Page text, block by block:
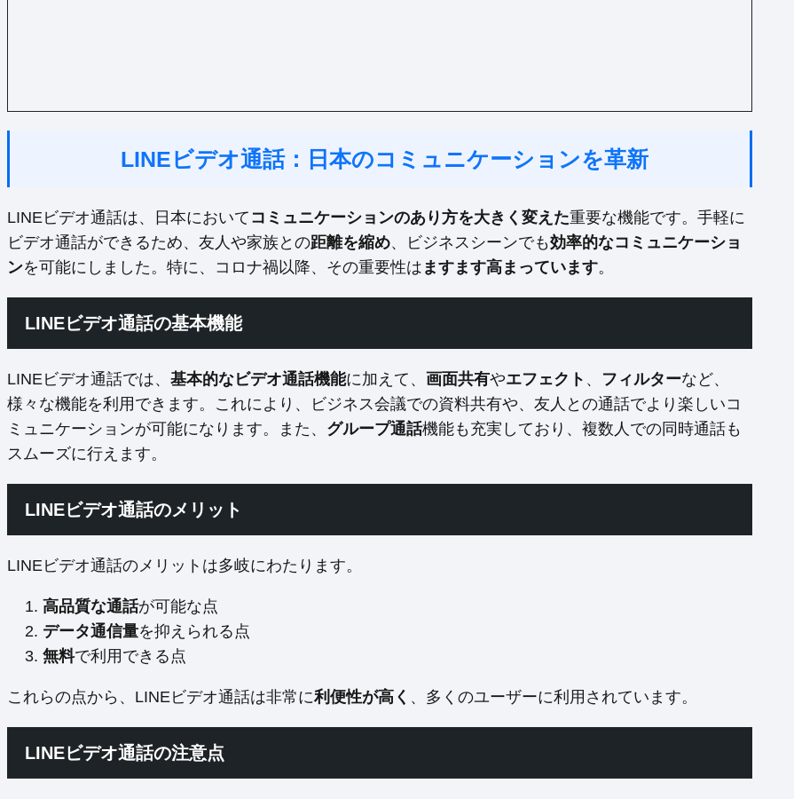
LINEビデオ通話：日本のコミュニケーションを革新
LINEビデオ通話は、日本において コミュニケーションのあり方を大きく変えた重要な機能です。手軽に
ビデオ通話ができるため、友人や家族との距離を縮め、ビジネスシーンでも効率的なコミュニケーショ
ンを可能にしました。特に、コロナ禍以降、その重要性は ますます高まっています。
LINEビデオ通話の基本機能
LINEビデオ通話では、 基本的なビデオ通話機能に加えて、 画面共有やエフェクト 、 フィルターなど、
様々な機能を利用できます。これにより、ビジネス会議での資料共有や、友人との通話でより楽しいコ
ミュニケーションが可能になります。また、 グループ通話機能も充実しており、複数人での同時通話も
スムーズに行えます。
LINEビデオ通話のメリット
LINEビデオ通話のメリットは多岐にわたります。
高品質な通話が可能な点
データ通信量を抑えられる点
無料で利用できる点
これらの点から、LINEビデオ通話は非常に利便性が高く 、多くのユーザーに利用されています。
LINEビデオ通話の注意点